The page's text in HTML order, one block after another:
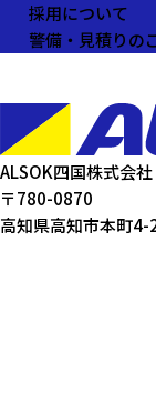
採用について
警備・見積りの
ALSOK四国株式会
〒780-0870
高知県高知市本町